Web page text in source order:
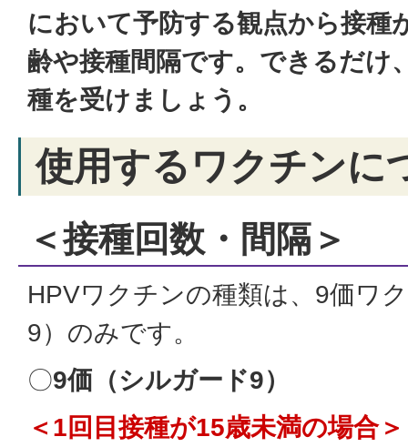
において予防する観点から接種
齢や接種間隔です。できるだけ
種を受けましょう。
使用するワクチンに
＜接種回数・間隔＞
HPVワクチンの種類は、9価ワ
9）のみです。
〇9価（シルガード9）
＜1回目接種が15歳未満の場合＞